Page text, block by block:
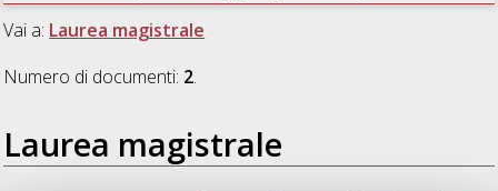
Vai a: Laurea magistrale
Numero di documenti: 2.
Laurea magistrale